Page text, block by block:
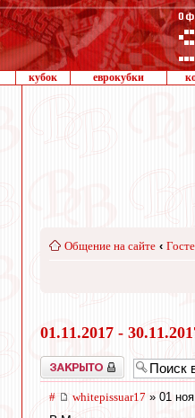
кубок еврокубки
Общение на сайте ‹
01.11.2017 -
Закрыто
# whitepissuar17 » 01